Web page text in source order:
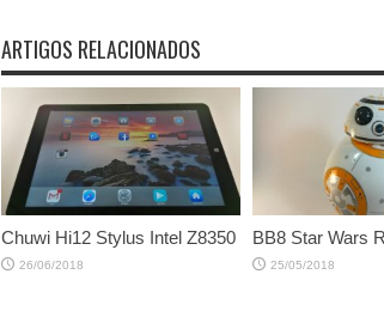
ARTIGOS RELACIONADOS
Chuwi Hi12 Stylus Intel Z8350
26/06/2018
BB8 Star Wars
25/05/2018